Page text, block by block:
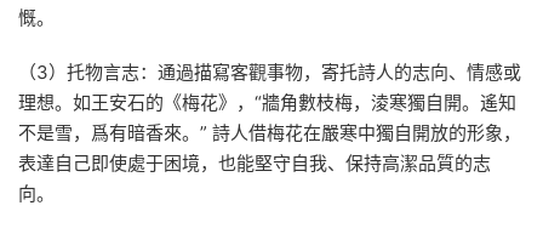
慨。
（3）托物言志：通過描寫客觀事物，寄托詩人的志向、情感或
理想。如王安石的《梅花》，“牆角數枝梅，淩寒獨自開。遙知
不是雪，爲有暗香來。” 詩人借梅花在嚴寒中獨自開放的形象，
表達自己即使處于困境，也能堅守自我、保持高潔品質的志
向。